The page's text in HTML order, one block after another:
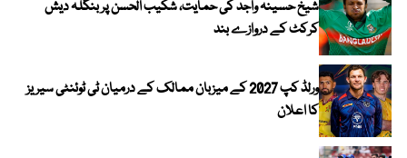
شیخ حسینہ واجد کی حمایت، شکیب الحسن پر بنگلہ دیش
کرکٹ کے دروازے بند
ورلڈ کپ 2027 کے میزبان ممالک کے درمیان ٹی ٹوئنٹی سیریز
کا اعلان